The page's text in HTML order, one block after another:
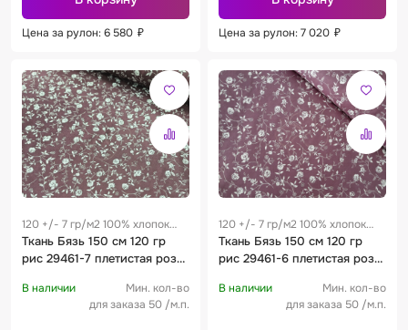
Цена за рулон: 6 580 ₽ Цена за рулон: 7 020 ₽
120 +/- 7 гр/м2 100% хлопок
0.28 м
Ткань Бязь 150 см 120 гр
рис 29461-7 плетистая роза
В наличии
Мин. кол-во
для заказа 50 /м.п.
120 +/- 7 гр/м2 100% хлопок
0.28 м
Ткань Бязь 150 см 120 гр
рис 29461-6 плетистая роза
В наличии
Мин. кол-во
для заказа 50 /м.п.